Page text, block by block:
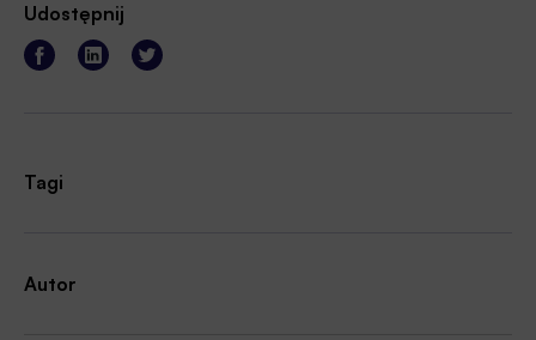
Udostępnij
Tagi
Autor